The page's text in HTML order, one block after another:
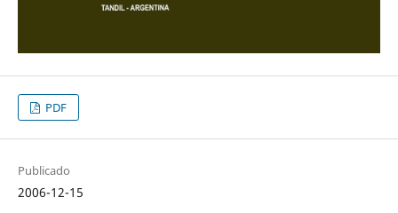
PDF
Publicado
2006-12-15